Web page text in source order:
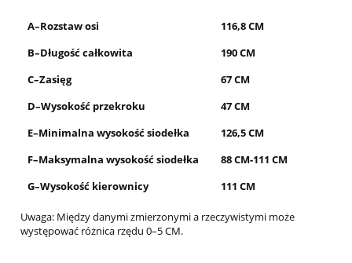
A–Rozstaw osi
116,8 CM
B–Długość całkowita
190 CM
C–Zasięg
67 CM
D–Wysokość przekroku
47 CM
E–Minimalna wysokość siodełka
126,5 CM
F–Maksymalna wysokość siodełka
88 CM-111 CM
G–Wysokość kierownicy
111 CM
Uwaga: Między danymi zmierzonymi a rzeczywistymi może
występować różnica rzędu 0–5 CM.